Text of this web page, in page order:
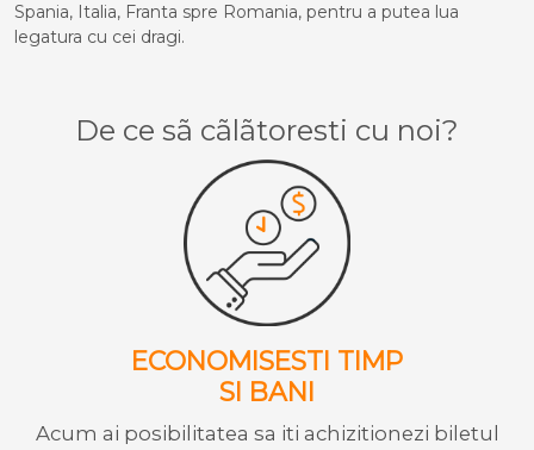
Spania, Italia, Franta spre Romania, pentru a putea lua
legatura cu cei dragi.
De ce sã cãlãtoresti cu noi?
ECONOMISESTI TIMP
SI BANI
Acum ai posibilitatea sa iti achizitionezi biletul